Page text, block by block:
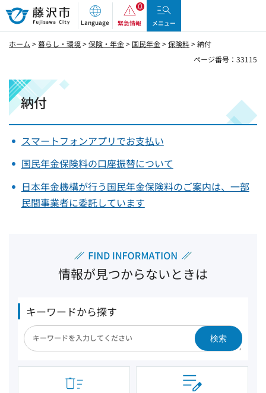
藤沢市
Language 緊急情報 メニュー
ホーム >暮らし・環境>保険・年金> 国民年金>保険料> 納付
ページ番号：33115
納付
スマートフォンアプリでお支払い
国民年金保険料の口座振替について
日本年金機構が行う国民年金保険料のご案内は、一部
民間事業者に委託しています
情報が見つからないときは
キーワードから探す
検索